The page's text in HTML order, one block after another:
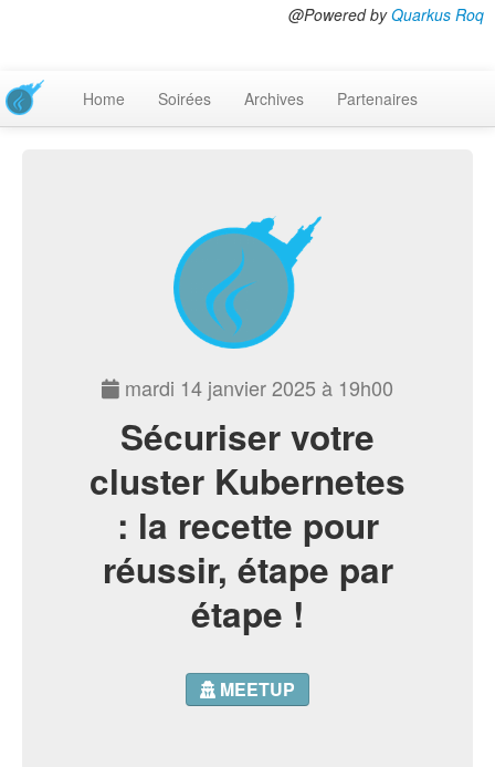
Home Soirées Archives Partenaires
@Powered byQuarkus Roq
mardi 14 janvier 2025 à 19h00
Sécuriser votre
cluster Kubernetes
: la recette pour
réussir, étape par
étape !
MEETUP